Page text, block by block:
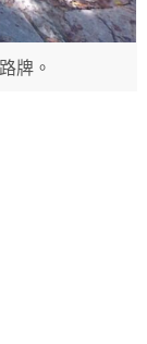
牌。